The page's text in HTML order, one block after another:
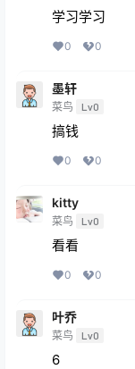
学习学习
0 0
墨轩
菜鸟 Lv0
搞钱
0 0
kitty
菜鸟 Lv0
看看
0 0
叶乔
菜鸟 Lv0
6